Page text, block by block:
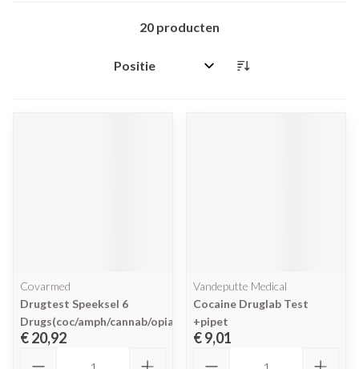
20 producten
Sorteer op:
Covarmed
Drugtest Speeksel 6
Drugs(coc/amph/cannab/opiat/xt
€ 20,92
Vandeputte Medical
Cocaine Druglab Test
+pipet
€ 9,01